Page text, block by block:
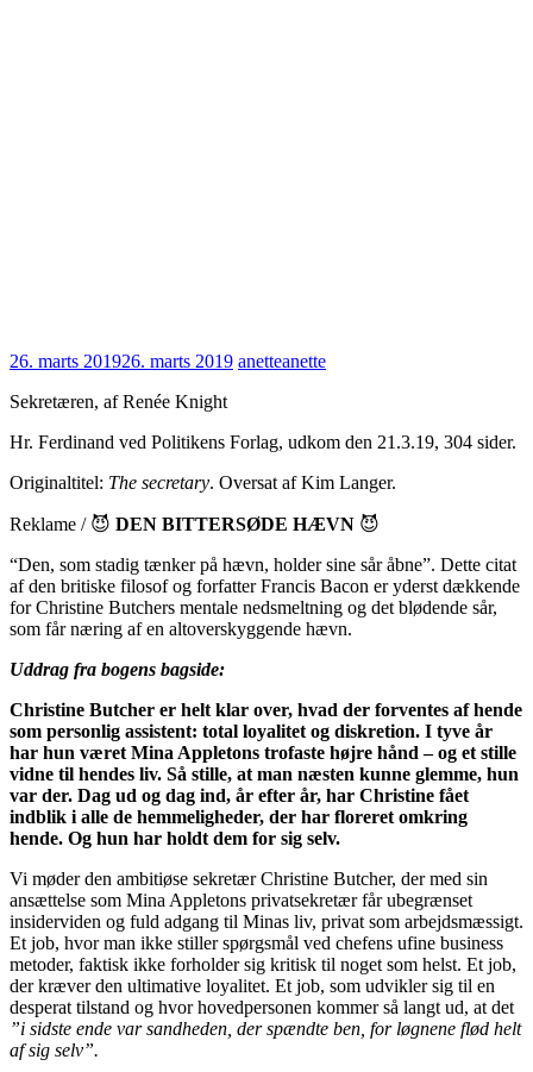
26. marts 201926. marts 2019 anetteanette
Sekretæren, af Renée Knight
Hr. Ferdinand ved Politikens Forlag, udkom den 21.3.19, 304 sider.
Originaltitel: The secretary. Oversat af Kim Langer.
Reklame / 😈 DEN BITTERSØDE HÆVN 😈
“Den, som stadig tænker på hævn, holder sine sår åbne”. Dette citat
af den britiske filosof og forfatter Francis Bacon er yderst dækkende
for Christine Butchers mentale nedsmeltning og det blødende sår,
som får næring af en altoverskyggende hævn.
Uddrag fra bogens bagside:
Christine Butcher er helt klar over, hvad der forventes af hende
som personlig assistent: total loyalitet og diskretion. I tyve år
har hun været Mina Appletons trofaste højre hånd – og et stille
vidne til hendes liv. Så stille, at man næsten kunne glemme, hun
var der. Dag ud og dag ind, år efter år, har Christine fået
indblik i alle de hemmeligheder, der har floreret omkring
hende. Og hun har holdt dem for sig selv.
Vi møder den ambitiøse sekretær Christine Butcher, der med sin
ansættelse som Mina Appletons privatsekretær får ubegrænset
insiderviden og fuld adgang til Minas liv, privat som arbejdsmæssigt.
Et job, hvor man ikke stiller spørgsmål ved chefens ufine business
metoder, faktisk ikke forholder sig kritisk til noget som helst. Et job,
der kræver den ultimative loyalitet. Et job, som udvikler sig til en
desperat tilstand og hvor hovedpersonen kommer så langt ud, at det
”i sidste ende var sandheden, der spændte ben, for løgnene flød helt
af sig selv”.